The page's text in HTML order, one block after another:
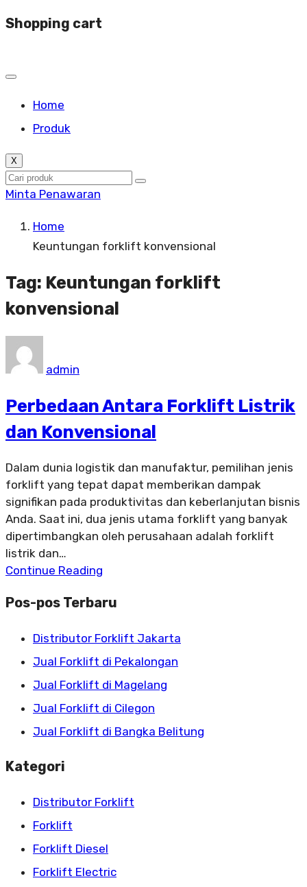
Shopping cart
Home
Produk
X
Minta Penawaran
Home
Keuntungan forklift konvensional
Tag: Keuntungan forklift
konvensional
admin
Perbedaan Antara Forklift Listrik
dan Konvensional
Dalam dunia logistik dan manufaktur, pemilihan jenis
forklift yang tepat dapat memberikan dampak
signifikan pada produktivitas dan keberlanjutan bisnis
Anda. Saat ini, dua jenis utama forklift yang banyak
dipertimbangkan oleh perusahaan adalah forklift
listrik dan…
Continue Reading
Pos-pos Terbaru
Distributor Forklift Jakarta
Jual Forklift di Pekalongan
Jual Forklift di Magelang
Jual Forklift di Cilegon
Jual Forklift di Bangka Belitung
Kategori
Distributor Forklift
Forklift
Forklift Diesel
Forklift Electric